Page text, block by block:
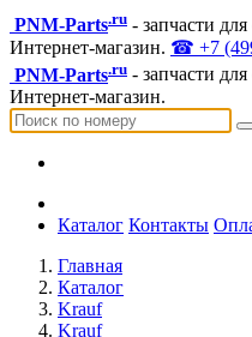
PNM-Parts.ru - запчасти
Интернет-магазин. ☎ +7
PNM-Parts.ru - запчасти
Интернет-магазин.
Каталог Контакты
Главная
Каталог
Krauf
Krauf